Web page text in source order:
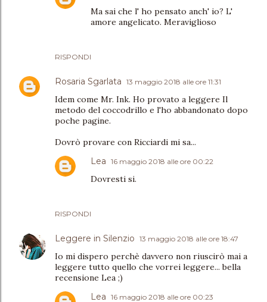
RISPONDI
Ma sai che l' ho pensato anch' io? L'
amore angelicato. Meraviglioso
Rosaria Sgarlata 13 maggio 2018 alle ore 11:31
Idem come Mr. Ink. Ho provato a leggere Il
metodo del coccodrillo e l'ho abbandonato dopo
poche pagine.
Dovrò provare con Ricciardi mi sa...
RISPONDI
Lea 16 maggio 2018 alle ore 00:22
Dovresti si.
Leggere in Silenzio 13 maggio 2018 alle ore 18:47
Io mi dispero perchè davvero non riuscirò mai a
leggere tutto quello che vorrei leggere... bella
recensione Lea ;)
Lea 16 maggio 2018 alle ore 00:23